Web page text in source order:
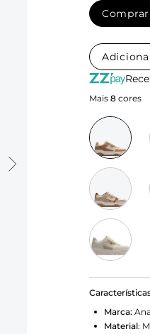
Comprar
Mais 8 cores
Marca:
Material: